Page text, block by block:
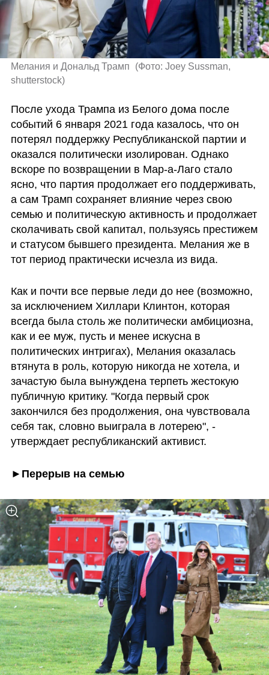
Мелания и Дональд Трамп (Фото: Joey Sussman,
shutterstock)
После ухода Трампа из Белого дома после
событий 6 января 2021 года казалось, что он
потерял поддержку Республиканской партии и
оказался политически изолирован. Однако
вскоре по возвращении в Мар-а-Лаго стало
ясно, что партия продолжает его поддерживать,
а сам Трамп сохраняет влияние через свою
семью и политическую активность и продолжает
сколачивать свой капитал, пользуясь престижем
и статусом бывшего президента. Мелания же в
тот период практически исчезла из вида.
Как и почти все первые леди до нее (возможно,
за исключением Хиллари Клинтон, которая
всегда была столь же политически амбициозна,
как и ее муж, пусть и менее искусна в
политических интригах), Мелания оказалась
втянута в роль, которую никогда не хотела, и
зачастую была вынуждена терпеть жестокую
публичную критику. "Когда первый срок
закончился без продолжения, она чувствовала
себя так, словно выиграла в лотерею", -
утверждает республиканский активист.
►Перерыв на семью